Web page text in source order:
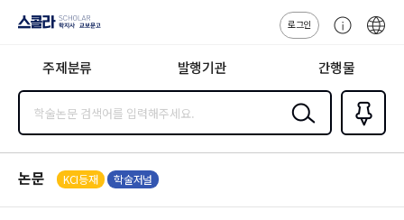
지사·교보문고
로그인
센
주제분류 발행기관 간행물
검색
즐겨찾
기0
논문 KCI등재 학술저널